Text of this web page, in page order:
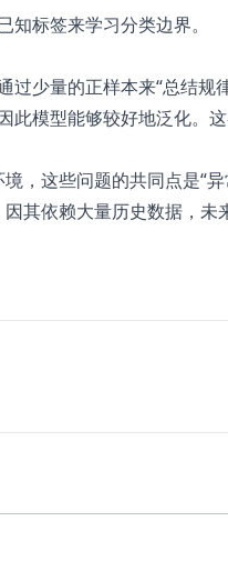
标签来学习分类边界。
少量的正样本来“总结规
此模型能够较好地泛化。
，这些问题的共同点是“异
其依赖大量历史数据，未